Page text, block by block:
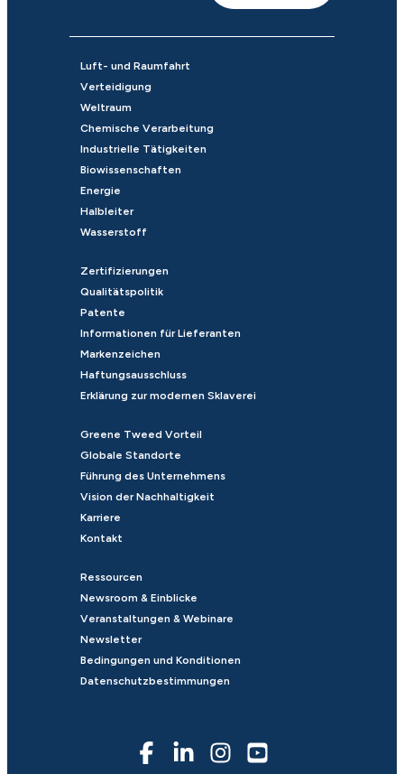
Luft- und Raumfahrt
Verteidigung
Weltraum
Chemische Verarbeitung
Industrielle Tätigkeiten
Biowissenschaften
Energie
Halbleiter
Wasserstoff
Zertifizierungen
Qualitätspolitik
Patente
Informationen für Lieferanten
Markenzeichen
Haftungsausschluss
Erklärung zur modernen Sklaverei
Greene Tweed Vorteil
Globale Standorte
Führung des Unternehmens
Vision der Nachhaltigkeit
Karriere
Kontakt
Ressourcen
Newsroom & Einblicke
Veranstaltungen & Webinare
Newsletter
Bedingungen und Konditionen
Datenschutzbestimmungen